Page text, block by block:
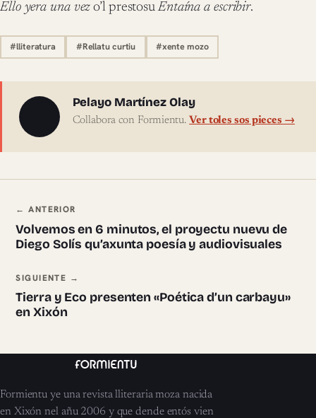
Ello yera una vez o’l prestosuEntaína a escribir.
#lliteratura #Rellatu curtiu #xente mozo
Sobre l'autor
Pelayo Martínez Olay
Collabora con Formientu. Ver toles sos pieces →
Navegación ente pieces
← ANTERIOR
Volvemos en 6 minutos, el proyectu nuevu de
Diego Solís qu’axunta poesía y audiovisuales
SIGUIENTE →
Tierra y Eco presenten «Poética d’un carbayu»
en Xixón
Formientu ye una revista lliteraria moza nacida
en Xixón nel añu 2006 y que dende entós vien